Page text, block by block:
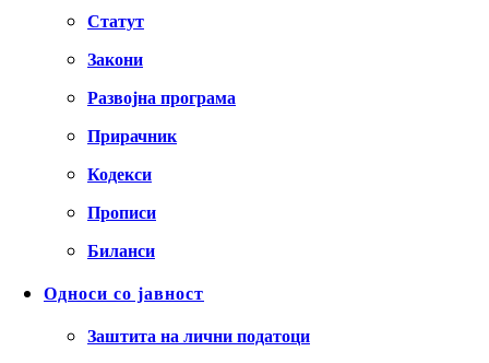
Статут
Закони
Развојна програма
Прирачник
Кодекси
Прописи
Биланси
Односи со јавност
Заштита на лични податоци